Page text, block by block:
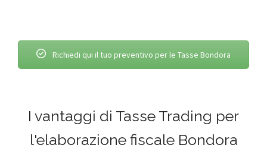
Richiedi qui il tuo preventivo per le Tasse Bondora
I vantaggi di Tasse Trading per
l'elaborazione fiscale Bondora